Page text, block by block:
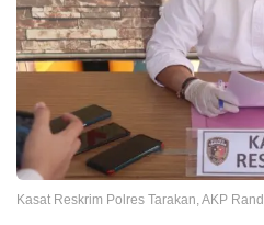
Kasat Reskrim Polres Tarakan, AKP